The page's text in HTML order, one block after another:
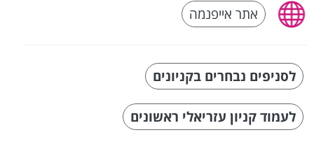
אתר אייפנמה
לסניפים נבחרים בקניונים
לעמוד קניון עזריאלי ראשונים